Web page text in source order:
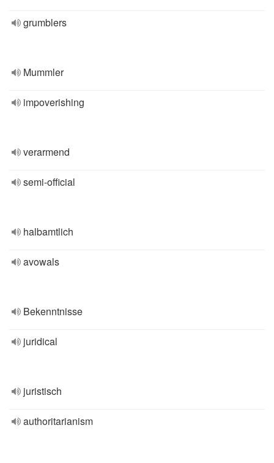
grumblers
Mummler
impoverishing
verarmend
semi-official
halbamtlich
avowals
Bekenntnisse
juridical
juristisch
authoritarianism